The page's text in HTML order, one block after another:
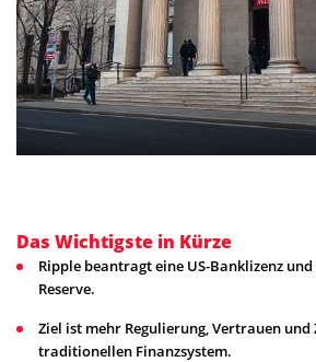
Das Wichtigste in Kürze
Ripple beantragt eine US-Banklizenz
Reserve.
Ziel ist mehr Regulierung, Vertrauen und
traditionellen Finanzsystem.